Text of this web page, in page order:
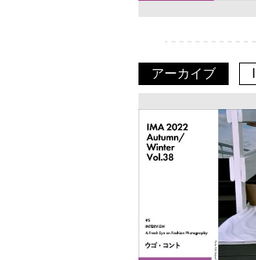
アーカイブ